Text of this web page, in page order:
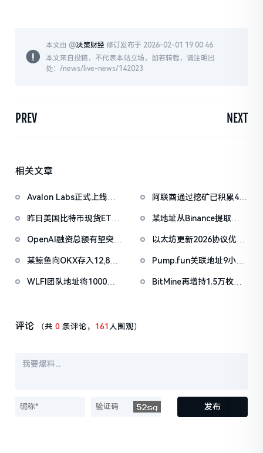
本文由 @决策财经 修订发布于 2026-02-01 19:00:46
本文来自投稿，不代表本站立场，如若转载，请注明出
处：/news/live-news/142023
PREV NEXT
相关文章
Avalon Labs正式上线
阿联酋通过挖矿已积累4.5
昨日美国比特币现货ETF
坊ETF净流出4180万美元
某地址从Binance提取
722万美元
OpenAI融资总额有望突破
以太坊更新2026协议优先
于上半年进行
某鲸鱼向OKX存入12,840
Pump.fun关联地址9小时
PUMP
WLFI团队地址将1000万
BitMine再增持1.5万枚
评论 （共0 条评论， 161 人围观）
发布